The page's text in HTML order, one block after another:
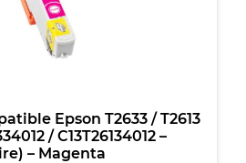
Epson T2633 / T2613
/ C13T26134012 –
– Magenta